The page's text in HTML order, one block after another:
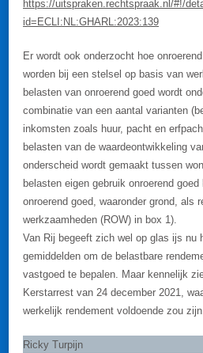
https://uitspraken.rechtspraak.nl/#!/
id=ECLI:NL:GHARL:2023:139
Er wordt ook onderzocht hoe
worden bij een stelsel op basis van
belasten van onroerend goed wordt
combinatie van een aantal varianten
inkomsten zoals huur, pacht en
belasten van de waardeontwikkeling
onderscheid wordt gemaakt tussen
belasten eigen gebruik onroerend
onroerend goed, waaronder grond, als
werkzaamheden (ROW) in box 1).
Van Rij begeeft zich wel op glas ijs nu
gemiddelden om de belastbare
vastgoed te bepalen. Maar kennelijk
Kerstarrest van 24 december 2021,
werkelijk rendement voldoende zou
Ricky Turpijn